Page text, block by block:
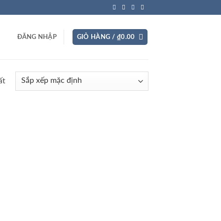
ĐĂNG NHẬP GIỎ HÀNG / ₫0.00